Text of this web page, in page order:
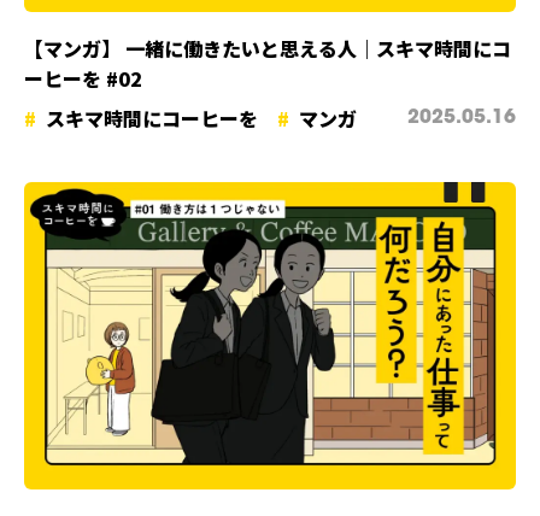
【マンガ】 一緒に働きたいと思える人｜スキマ時間にコ
ーヒーを #02
スキマ時間にコーヒーを
マンガ 2025.05.16